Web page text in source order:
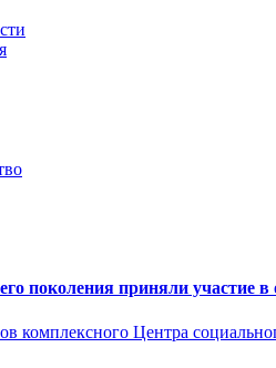
поколения приняли участие
комплексного Центра